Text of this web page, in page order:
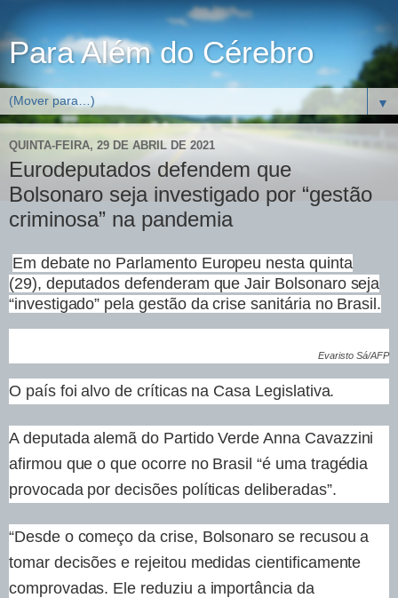
Para Além do Cérebro
▼
QUINTA-FEIRA, 29 DE ABRIL DE 2021
Eurodeputados defendem que
Bolsonaro seja investigado por “gestão
criminosa” na pandemia
Em debate no Parlamento Europeu nesta quinta
(29), deputados defenderam que Jair Bolsonaro seja
“investigado” pela gestão da crise sanitária no Brasil.
Evaristo Sá/AFP
O país foi alvo de críticas na Casa Legislativa.
A deputada alemã do Partido Verde Anna Cavazzini
afirmou que o que ocorre no Brasil “é uma tragédia
provocada por decisões políticas deliberadas”.
“Desde o começo da crise, Bolsonaro se recusou a
tomar decisões e rejeitou medidas cientificamente
comprovadas. Ele reduziu a importância da